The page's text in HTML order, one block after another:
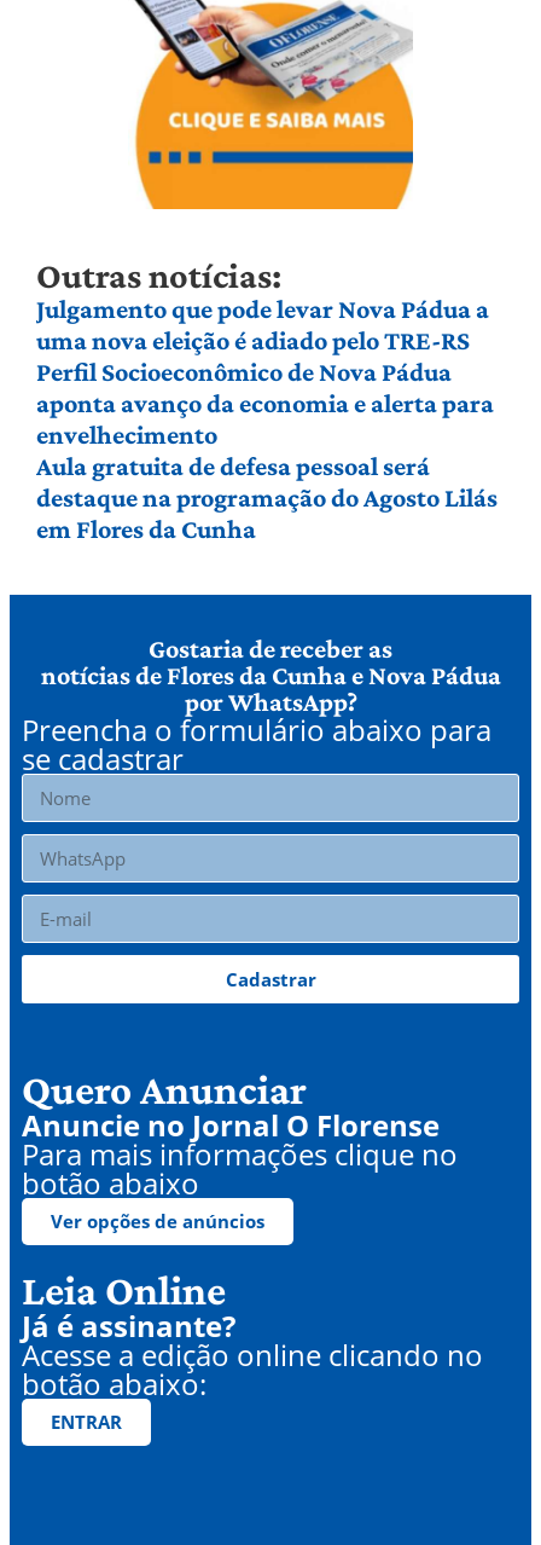
Outras notícias:
Julgamento que pode levar Nova Pádua a
uma nova eleição é adiado pelo TRE-RS
Perfil Socioeconômico de Nova Pádua
aponta avanço da economia e alerta para
envelhecimento
Aula gratuita de defesa pessoal será
destaque na programação do Agosto Lilás
em Flores da Cunha
Gostaria de receber as
notícias de Flores da Cunha e Nova Pádua
por WhatsApp?
Preencha o formulário abaixo para
se cadastrar
Cadastrar
Quero Anunciar
Anuncie no Jornal O Florense
Para mais informações clique no
botão abaixo
Ver opções de anúncios
Leia Online
Já é assinante?
Acesse a edição online clicando no
botão abaixo:
ENTRAR